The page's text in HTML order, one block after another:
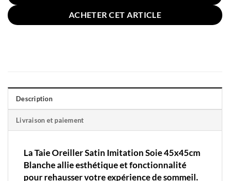
ACHETER CET ARTICLE
Description
Livraison et paiement
La Taie Oreiller Satin Imitation Soie 45x45cm
Blanche allie esthétique et fonctionnalité
pour rehausser votre expérience de sommeil.